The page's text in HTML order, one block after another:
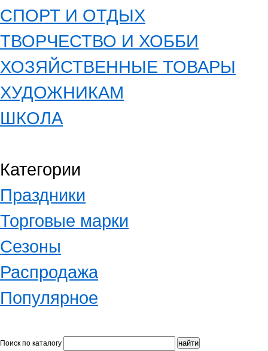
СПОРТ И ОТДЫХ
ТВОРЧЕСТВО И ХОББИ
ХОЗЯЙСТВЕННЫЕ ТОВАРЫ
ХУДОЖНИКАМ
ШКОЛА
Категории
Праздники
Торговые марки
Сезоны
Распродажа
Популярное
Поиск по каталогу